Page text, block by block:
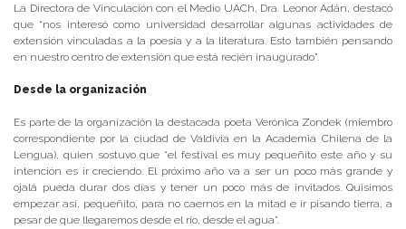
La Directora de Vinculación con el Medio UACh, Dra. Leonor Adán, destacó
que “nos interesó como universidad desarrollar algunas actividades de
extensión vinculadas a la poesía y a la literatura. Esto también pensando
en nuestro centro de extensión que está recién inaugurado”.
Desde la organización
Es parte de la organización la destacada poeta Verónica Zondek (miembro
correspondiente por la ciudad de Valdivia en la Academia Chilena de la
Lengua), quien sostuvo que “el festival es muy pequeñito este año y su
intención es ir creciendo. El próximo año va a ser un poco más grande y
ojalá pueda durar dos días y tener un poco más de invitados. Quisimos
empezar así, pequeñito, para no caernos en la mitad e ir pisando tierra, a
pesar de que llegaremos desde el río, desde el agua”.